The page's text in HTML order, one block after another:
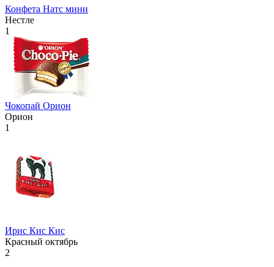
Конфета Натс мини
Нестле
1
Чокопай Орион
Орион
1
Ирис Кис Кис
Красный октябрь
2